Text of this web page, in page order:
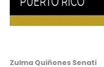
Zulma Quiñones Senati